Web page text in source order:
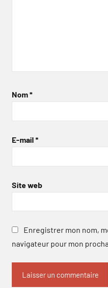
Nom*
E-mail *
Site web
Enregistrer mon nom,
navigateur pour mon